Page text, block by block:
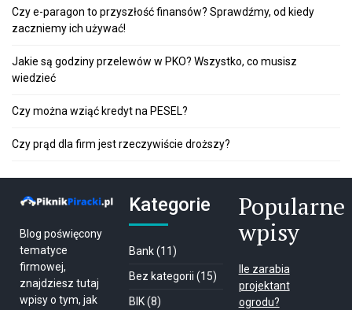
Czy e-paragon to przyszłość finansów? Sprawdźmy, od kiedy
zaczniemy ich używać!
Jakie są godziny przelewów w PKO? Wszystko, co musisz
wiedzieć
Czy można wziąć kredyt na PESEL?
Czy prąd dla firm jest rzeczywiście droższy?
Blog poświęcony
tematyce
firmowej,
znajdziesz tutaj
wpisy o tym, jak
Kategorie
Bank(11)
Bez kategorii (15)
BIK(8)
Popularne
wpisy
Ile zarabia
projektant
ogrodu?